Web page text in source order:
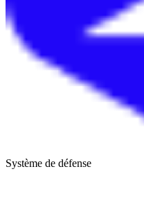
Système de défense